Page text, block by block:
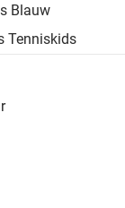
Blauw
Tenniskids